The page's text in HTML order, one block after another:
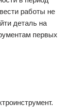
работы не
деталь на
первых